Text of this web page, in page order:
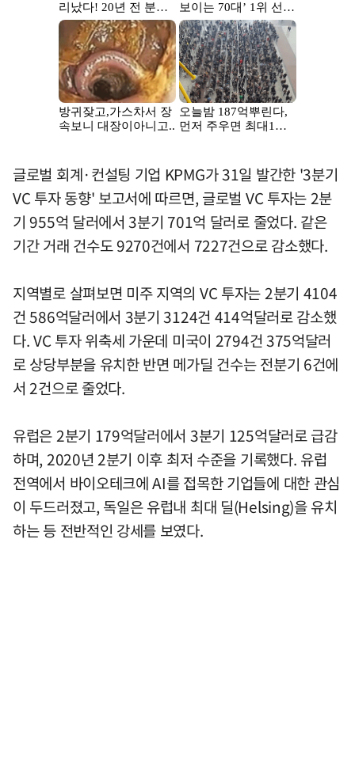
글로벌 회계·컨설팅 기업 KPMG가 31일 발간한 '3분기
VC 투자 동향' 보고서에 따르면, 글로벌 VC 투자는 2분
기 955억 달러에서 3분기 701억 달러로 줄었다. 같은
기간 거래 건수도 9270건에서 7227건으로 감소했다.
지역별로 살펴보면 미주 지역의 VC 투자는 2분기 4104
건 586억달러에서 3분기 3124건 414억달러로 감소했
다. VC 투자 위축세 가운데 미국이 2794건 375억달러
로 상당부분을 유치한 반면 메가딜 건수는 전분기 6건에
서 2건으로 줄었다.
유럽은 2분기 179억달러에서 3분기 125억달러로 급감
하며, 2020년 2분기 이후 최저 수준을 기록했다. 유럽
전역에서 바이오테크에 AI를 접목한 기업들에 대한 관심
이 두드러졌고, 독일은 유럽내 최대 딜(Helsing)을 유치
하는 등 전반적인 강세를 보였다.